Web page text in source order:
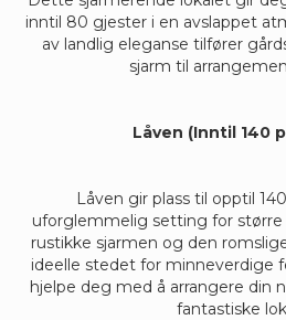
inntil 80 gjester i en avslappet
av landlig eleganse tilfører
sjarm til
Låven (Inntil 140
Låven gir plass til opptil
uforglemmelig setting for
rustikke sjarmen og den
ideelle stedet for minneverdige
hjelpe deg med å arrangere din
fantastiske